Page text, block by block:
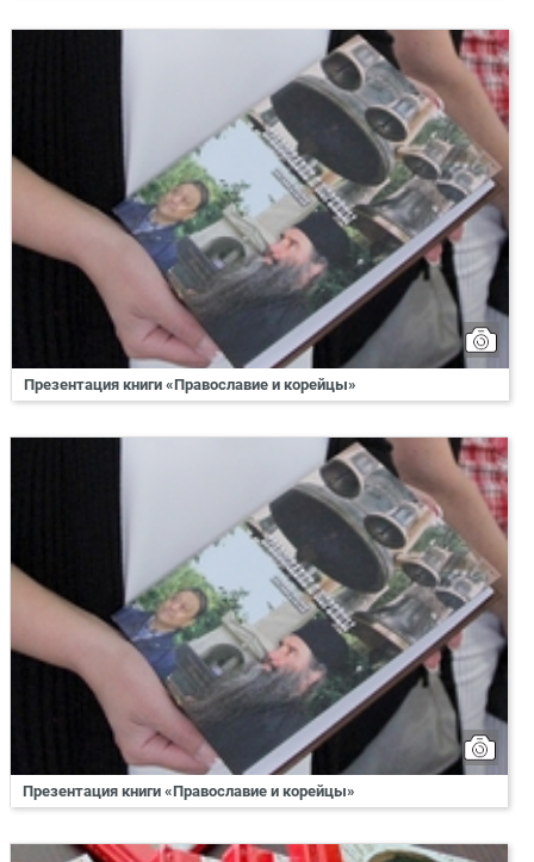
Презентация книги «Православие и корейцы»
Презентация книги «Православие и корейцы»